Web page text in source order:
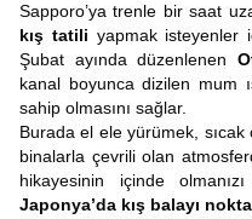
Sapporo’ya trenle bir saat
kış tatili yapmak isteyenler
Şubat ayında düzenlenen
kanal boyunca dizilen mum
sahip olmasını sağlar.
Burada el ele yürümek,
binalarla çevrili olan
hikayesinin içinde
Japonya’da kış balayı